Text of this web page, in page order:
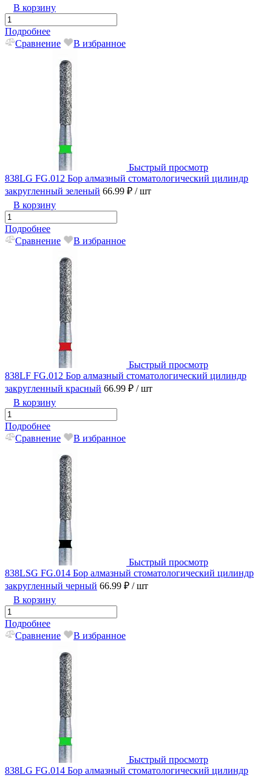
В корзину
Подробнее
Сравнение
В избранное
Быстрый просмотр
838LG FG.012 Бор алмазный стоматологический цилиндр
закругленный зеленый 66.99 ₽ / шт
В корзину
Подробнее
Сравнение
В избранное
Быстрый просмотр
838LF FG.012 Бор алмазный стоматологический цилиндр
закругленный красный 66.99 ₽ / шт
В корзину
Подробнее
Сравнение
В избранное
Быстрый просмотр
838LSG FG.014 Бор алмазный стоматологический цилиндр
закругленный черный 66.99 ₽ / шт
В корзину
Подробнее
Сравнение
В избранное
Быстрый просмотр
838LG FG.014 Бор алмазный стоматологический цилиндр